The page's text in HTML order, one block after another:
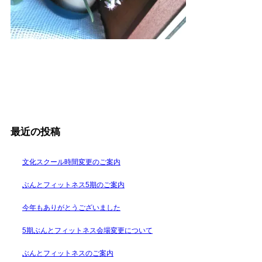
最近の投稿
文化スクール時間変更のご案内
ぶんとフィットネス5期のご案内
今年もありがとうございました
5期ぶんとフィットネス会場変更について
ぶんとフィットネスのご案内